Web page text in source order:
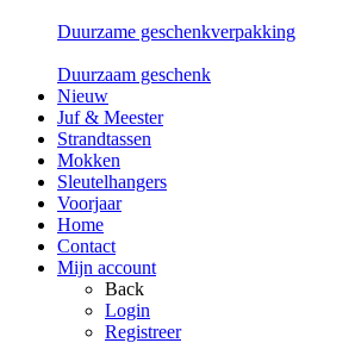
Duurzame geschenkverpakking
Duurzaam geschenk
Nieuw
Juf & Meester
Strandtassen
Mokken
Sleutelhangers
Voorjaar
Home
Contact
Mijn account
Back
Login
Registreer